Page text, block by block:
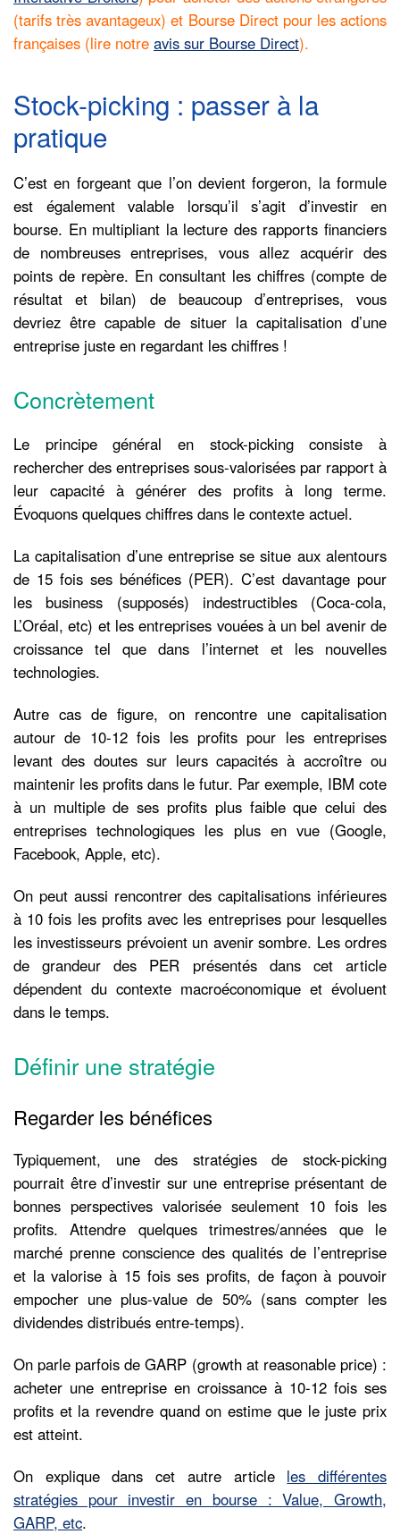
(tarifs très avantageux) et Bourse Direct pour les actions
françaises (lire notre avis sur Bourse Direct).
Stock-picking : passer à la
pratique
C’est en forgeant que l’on devient forgeron, la formule
est également valable lorsqu’il s’agit d’investir en
bourse. En multipliant la lecture des rapports financiers
de nombreuses entreprises, vous allez acquérir des
points de repère. En consultant les chiffres (compte de
résultat et bilan) de beaucoup d’entreprises, vous
devriez être capable de situer la capitalisation d’une
entreprise juste en regardant les chiffres !
Concrètement
Le principe général en stock-picking consiste à
rechercher des entreprises sous-valorisées par rapport à
leur capacité à générer des profits à long terme.
Évoquons quelques chiffres dans le contexte actuel.
La capitalisation d’une entreprise se situe aux alentours
de 15 fois ses bénéfices (PER). C’est davantage pour
les business (supposés) indestructibles (Coca-cola,
L’Oréal, etc) et les entreprises vouées à un bel avenir de
croissance tel que dans l’internet et les nouvelles
technologies.
Autre cas de figure, on rencontre une capitalisation
autour de 10-12 fois les profits pour les entreprises
levant des doutes sur leurs capacités à accroître ou
maintenir les profits dans le futur. Par exemple, IBM cote
à un multiple de ses profits plus faible que celui des
entreprises technologiques les plus en vue (Google,
Facebook, Apple, etc).
On peut aussi rencontrer des capitalisations inférieures
à 10 fois les profits avec les entreprises pour lesquelles
les investisseurs prévoient un avenir sombre. Les ordres
de grandeur des PER présentés dans cet article
dépendent du contexte macroéconomique et évoluent
dans le temps.
Définir une stratégie
Regarder les bénéfices
Typiquement, une des stratégies de stock-picking
pourrait être d’investir sur une entreprise présentant de
bonnes perspectives valorisée seulement 10 fois les
profits. Attendre quelques trimestres/années que le
marché prenne conscience des qualités de l’entreprise
et la valorise à 15 fois ses profits, de façon à pouvoir
empocher une plus-value de 50% (sans compter les
dividendes distribués entre-temps).
On parle parfois de GARP (growth at reasonable price) :
acheter une entreprise en croissance à 10-12 fois ses
profits et la revendre quand on estime que le juste prix
est atteint.
On explique dans cet autre article les différentes
stratégies pour investir en bourse : Value, Growth,
GARP, etc.